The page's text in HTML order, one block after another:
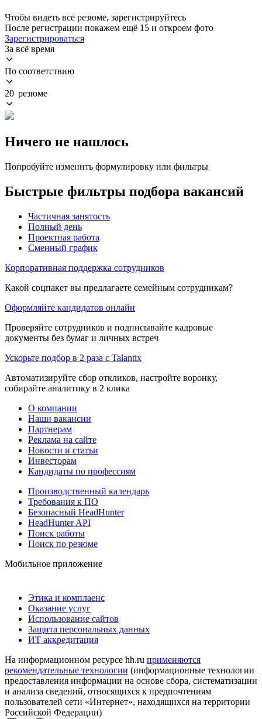
Чтобы видеть все резюме, зарегистрируйтесь
После регистрации покажем ещё 15 и откроем фото
Зарегистрироваться
За всё время
По соответствию
20 резюме
Ничего не нашлось
Попробуйте изменить формулировку или фильтры
Быстрые фильтры подбора вакансий
Частичная занятость
Полный день
Проектная работа
Сменный график
Корпоративная поддержка сотрудников
Какой соцпакет вы предлагаете семейным сотрудникам?
Оформляйте кандидатов онлайн
Проверяйте сотрудников и подписывайте кадровые
документы без бумаг и личных встреч
Ускорьте подбор в 2 раза с Talantix
Автоматизируйте сбор откликов, настройте воронку,
собирайте аналитику в 2 клика
О компании
Наши вакансии
Партнерам
Реклама на сайте
Новости и статьи
Инвесторам
Кандидаты по профессиям
Производственный календарь
Требования к ПО
Безопасный HeadHunter
HeadHunter API
Поиск работы
Поиск по резюме
Мобильное приложение
Этика и комплаенс
Оказание услуг
Использование сайтов
Защита персональных данных
ИТ аккредитация
На информационном ресурсе hh.ru применяются
рекомендательные технологии (информационные технологии
предоставления информации на основе сбора, систематизации
и анализа сведений, относящихся к предпочтениям
пользователей сети «Интернет», находящихся на территории
Российской Федерации)